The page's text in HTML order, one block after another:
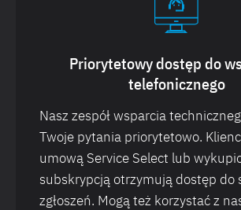
Priorytetowy dostęp do
telefonicznego
Nasz zespół wsparcia
Twoje pytania priorytetowo.
umową Service Select lub
subskrypcją otrzymują dostęp do
zgłoszeń. Mogą też korzystać z